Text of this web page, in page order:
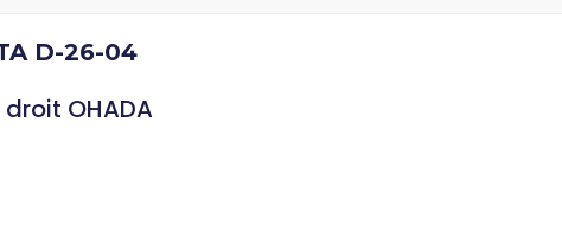
D-26-04
OHADA